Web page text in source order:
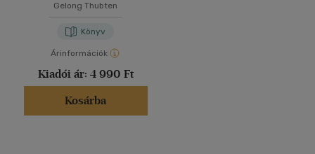
Gelong Thubten
Könyv
Árinformációk
Kiadói ár: 4 990 Ft
Kosárba